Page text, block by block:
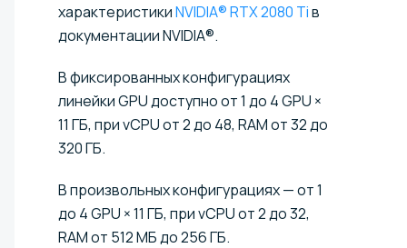
характеристикиNVIDIA® RTX 2080 Tiв
документации NVIDIA®.
В фиксированных конфигурациях
линейки GPU доступно от 1 до 4 GPU ×
11 ГБ, при vCPU от 2 до 48, RAM от 32 до
320 ГБ.
В произвольных конфигурациях — от 1
до 4 GPU × 11 ГБ, при vCPU от 2 до 32,
RAM от 512 МБ до 256 ГБ.